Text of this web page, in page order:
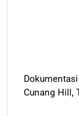
Cunang Hill,